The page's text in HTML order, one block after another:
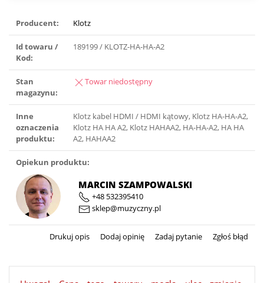
Producent: Klotz
Id towaru /
Kod:
189199 / KLOTZ-HA-HA-A2
Stan
magazynu:
Towar niedostępny
Inne
oznaczenia
produktu:
Klotz kabel HDMI / HDMI kątowy, Klotz HA-HA-A2,
Klotz HA HA A2, Klotz HAHAA2, HA-HA-A2, HA HA
A2, HAHAA2
Opiekun produktu:
MARCIN SZAMPOWALSKI
+48 532395410
sklep@muzyczny.pl
Drukuj opis Dodaj opinię Zadaj pytanie Zgłoś błąd